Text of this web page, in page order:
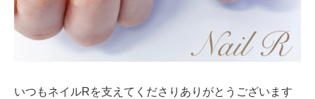
いつもネイルRを支えてくださりありがとうございます